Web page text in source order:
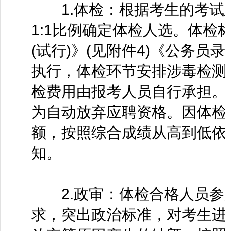
1.体检：根据考生的考试
1:1比例确定体检人选。体
(试行)》(见附件4)《公务员
执行，体检环节安排涉毒检
检费用由报考人员自行承担
为自动放弃应聘资格。因体
额，按照综合成绩从高到低
知。
2.政审：体检合格人员参
求，突出政治标准，对考生